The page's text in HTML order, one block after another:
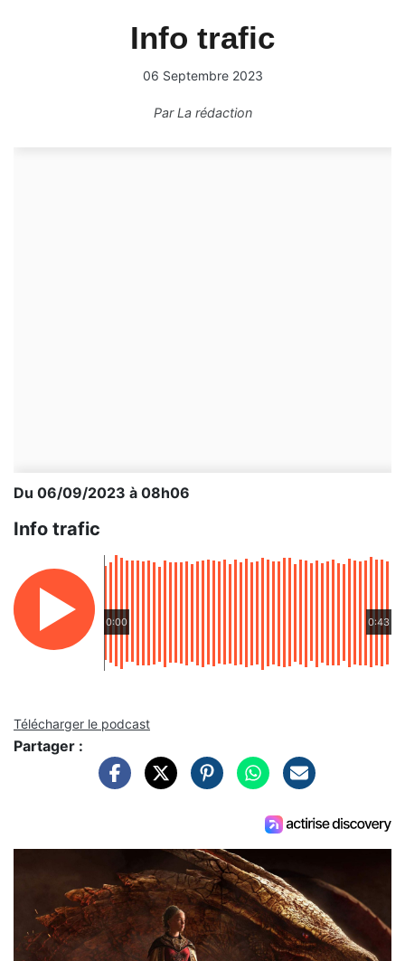
Info trafic
06 Septembre 2023
ParLa rédaction
Du 06/09/2023 à 08h06
Info trafic
0:00 0:43
Télécharger le podcast
Partager :